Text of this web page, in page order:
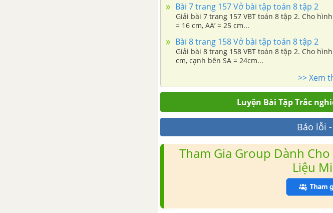
Bài 7 trang 157 Vở bài tập toán 8 tập 2
Giải bài 7 trang 157 VBT toán 8 tập 2. Cho hình
= 16 cm, AA’ = 25 cm...
Bài 8 trang 158 Vở bài tập toán 8 tập 2
Giải bài 8 trang 158 VBT toán 8 tập 2. Cho
cm, cạnh bên SA = 24cm...
>> Xem
Luyện Bài Tập Trắc
Báo lỗi
Tham Gia Group Dành
Liệu